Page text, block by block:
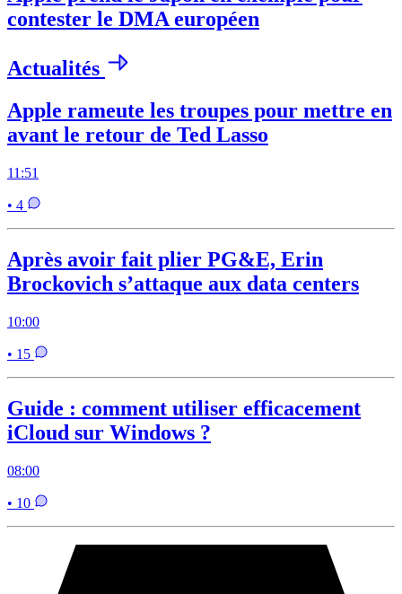
contester le DMA européen
Actualités
Apple rameute les troupes pour mettre en
avant le retour de Ted Lasso
11:51
• 4
Après avoir fait plier PG&E, Erin
Brockovich s’attaque aux data centers
10:00
• 15
Guide : comment utiliser efficacement
iCloud sur Windows ?
08:00
• 10